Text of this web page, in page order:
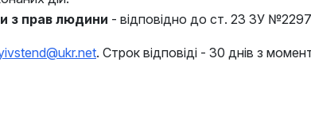
з прав людини - відповідно до ст. 23 ЗУ
. Строк відповіді - 30 днів з